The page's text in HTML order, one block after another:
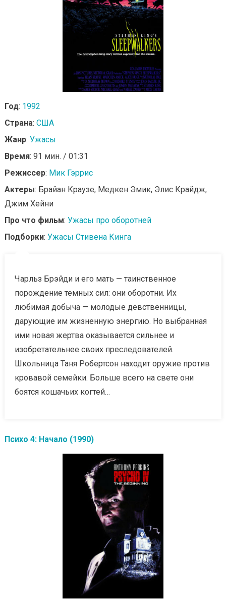
Год: 1992
Страна: США
Жанр: Ужасы
Время: 91 мин. / 01:31
Режиссер: Мик Гэррис
Актеры: Брайан Краузе, Медкен Эмик, Элис Крайдж,
Джим Хейни
Про что фильм: Ужасы про оборотней
Подборки: Ужасы Стивена Кинга
Чарльз Брэйди и его мать — таинственное
порождение темных сил: они оборотни. Их
любимая добыча — молодые девственницы,
дарующие им жизненную энергию. Но выбранная
ими новая жертва оказывается сильнее и
изобретательнее своих преследователей.
Школьница Таня Робертсон находит оружие против
кровавой семейки. Больше всего на свете они
боятся кошачьих когтей…
Психо 4: Начало (1990)